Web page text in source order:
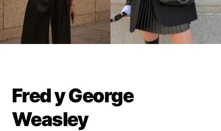
Fred y George
Weasley